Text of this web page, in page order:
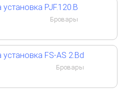
установка PJF.120.B
Бровары
установка FS-AS 2.Bd
Бровары